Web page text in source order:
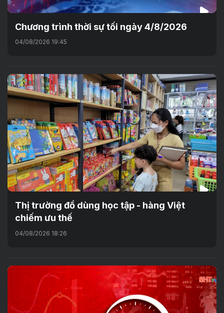
Chương trình thời sự tối ngày 4/8/2026
04/08/2026 19:45
Thị trường đồ dùng học tập - hàng Việt
chiếm ưu thế
04/08/2026 18:26